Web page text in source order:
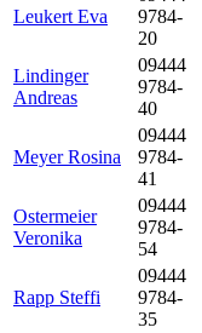
Leukert Eva
9784-
20
Lindinger
Andreas
09444
9784-
40
Meyer Rosina
09444
9784-
41
Ostermeier
Veronika
09444
9784-
54
Rapp Steffi
09444
9784-
35